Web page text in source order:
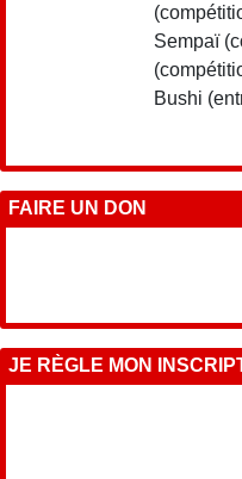
Sempaï
Bushi
FAIRE UN DON
JE RÈGLE MON